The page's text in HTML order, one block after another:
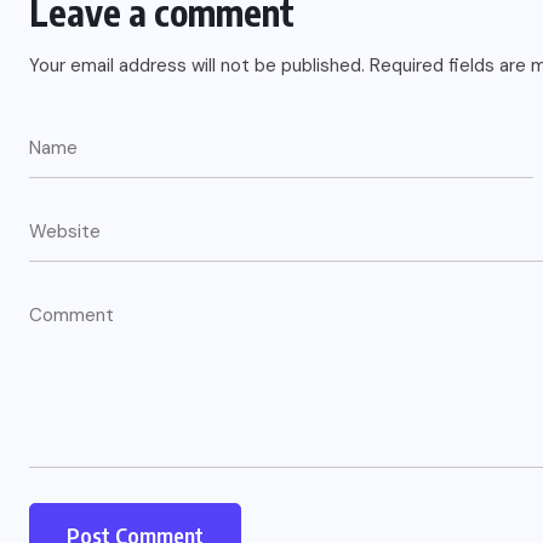
Leave a comment
Your email address will not be published. Required fields are